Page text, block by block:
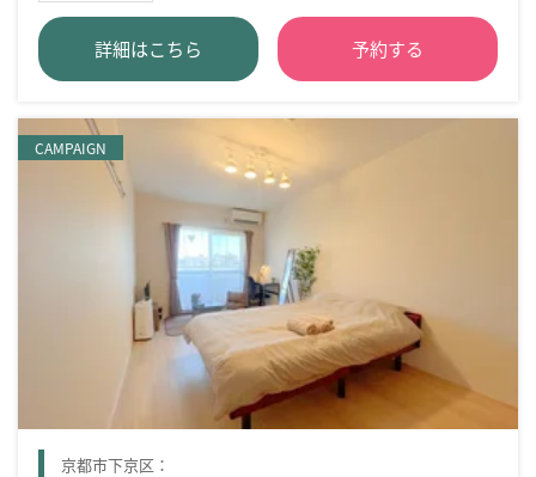
詳細はこちら 予約する
CAMPAIGN
京都市下京区：